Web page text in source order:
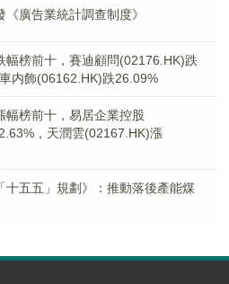
廣告業統計調查制度》
幅榜前十，賽迪顧問(02176.HK)跌
内飾(06162.HK)跌26.09%
幅榜前十，易居企業控股
，天潤雲(02167.HK)漲
十五五」規劃》：推動落後產能煤